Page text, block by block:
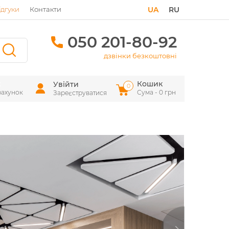
Контакти RU
UA
050 201-80-92
дзвінки безкоштовні
Увійти
Зареєструватися
Кошик
Сума - 0 грн
0